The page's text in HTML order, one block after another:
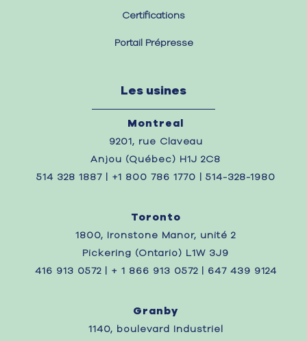
Certifications
Portail Prépresse
Les usines
Montreal
9201, rue Claveau
Anjou (Québec) H1J 2C8
514 328 1887 | +1 800 786 1770 | 514-328-1980
Toronto
1800, Ironstone Manor, unité 2
Pickering (Ontario) L1W 3J9
416 913 0572 | + 1 866 913 0572 | 647 439 9124
Granby
1140, boulevard Industriel